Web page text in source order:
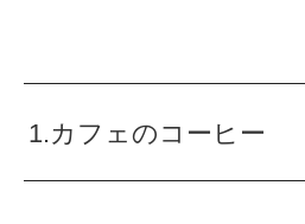
1.カフェのコーヒー